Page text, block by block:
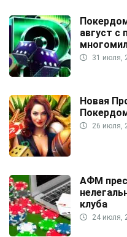
август с
31 июля,
Новая
26 июля,
АФМ
клуба
24 июля,